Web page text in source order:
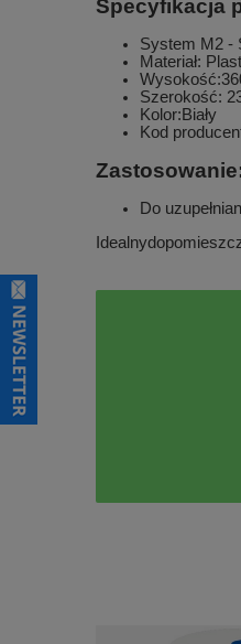
Specyfikacja
System M2 -
Materiał:
Szerokość:
Kolor:Biały
Kod
Do